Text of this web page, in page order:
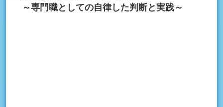
～専門職としての自律した判断と実践～